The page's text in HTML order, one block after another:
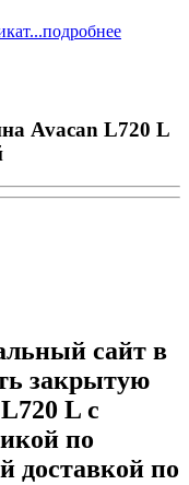
Avacan L720 L
сайт в
закрытую
L с
по
доставкой по